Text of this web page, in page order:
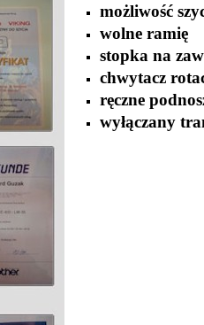
możliwość
wolne ramię
stopka na
chwytacz
ręczne
wyłączany